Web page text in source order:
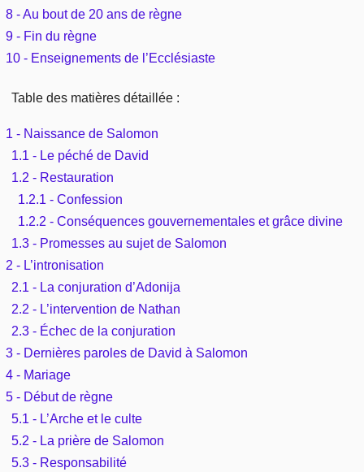
Prophétie
Vie pratique
Mariage, famille
Sujets de A à Z
Pour débuter
Rechercher dans la Bible
Études et commentaires par passage
Dictionnaires bibliques
8 - Au bout de 20 ans de règne
9 - Fin du règne
10 - Enseignements de l’Ecclésiaste
Table des matières détaillée :
1 - Naissance de Salomon
1.1 - Le péché de David
1.2 - Restauration
1.2.1 - Confession
1.2.2 - Conséquences gouvernementales et grâce divine
1.3 - Promesses au sujet de Salomon
2 - L’intronisation
2.1 - La conjuration d’Adonija
2.2 - L’intervention de Nathan
2.3 - Échec de la conjuration
3 - Dernières paroles de David à Salomon
4 - Mariage
5 - Début de règne
5.1 - L’Arche et le culte
5.2 - La prière de Salomon
5.3 - Responsabilité